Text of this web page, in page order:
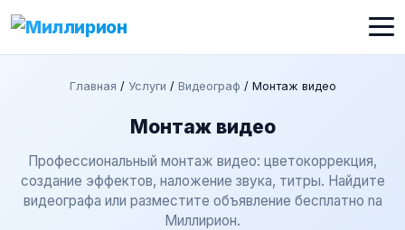
Главная / Услуги / Видеограф / Монтаж видео
Монтаж видео
Профессиональный монтаж видео: цветокоррекция,
создание эффектов, наложение звука, титры. Найдите
видеографа или разместите объявление бесплатно na
Миллирион.